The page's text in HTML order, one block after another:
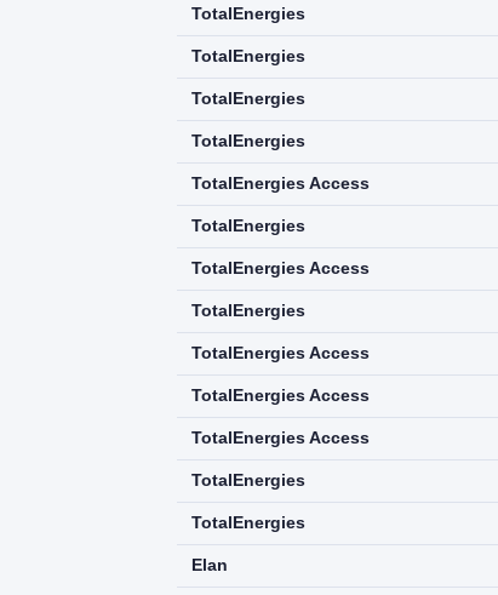
TotalEnergies
TotalEnergies
TotalEnergies
TotalEnergies
TotalEnergies Access
TotalEnergies
TotalEnergies Access
TotalEnergies
TotalEnergies Access
TotalEnergies Access
TotalEnergies Access
TotalEnergies
TotalEnergies
Elan